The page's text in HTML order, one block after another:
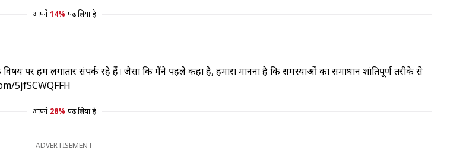
आपने 14% पढ़ लिया है
विषय पर हम लगातार संपर्क रहे हैं। जैसा कि मैंने पहले कहा है, हमारा मानना ​​है कि समस्याओं का समाधान शांतिपूर्ण तरीके से
5jfSCWQFFH
आपने 28% पढ़ लिया है
ADVERTISEMENT